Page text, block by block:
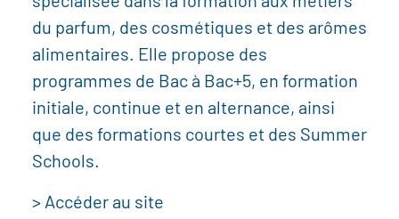
du parfum, des cosmétiques et des arômes
alimentaires. Elle propose des
programmes de Bac à Bac+5, en formation
initiale, continue et en alternance, ainsi
que des formations courtes et des Summer
Schools.
> Accéder au site